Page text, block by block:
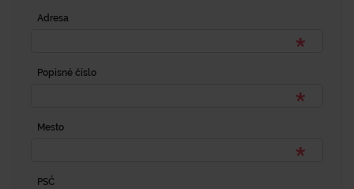
Adresa
Popisné číslo
Mesto
PSČ